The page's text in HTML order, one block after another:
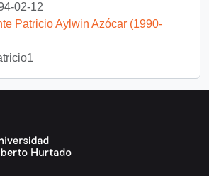
02-12
Patricio Aylwin Azócar (1990-